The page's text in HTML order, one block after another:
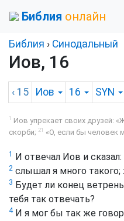
Библия онлайн
Библия › Синодальный
Иов, 16
‹ 15 Иов 16 SYN
1 Иов упрекает своих друзей:
скорби; 21 «О, если бы человек
1 И отвечал Иов и сказал:
2 слышал я много
3 Будет ли конец
тебя так отвечать?
4И я мог бы так же